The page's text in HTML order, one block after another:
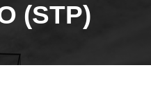
(STP)